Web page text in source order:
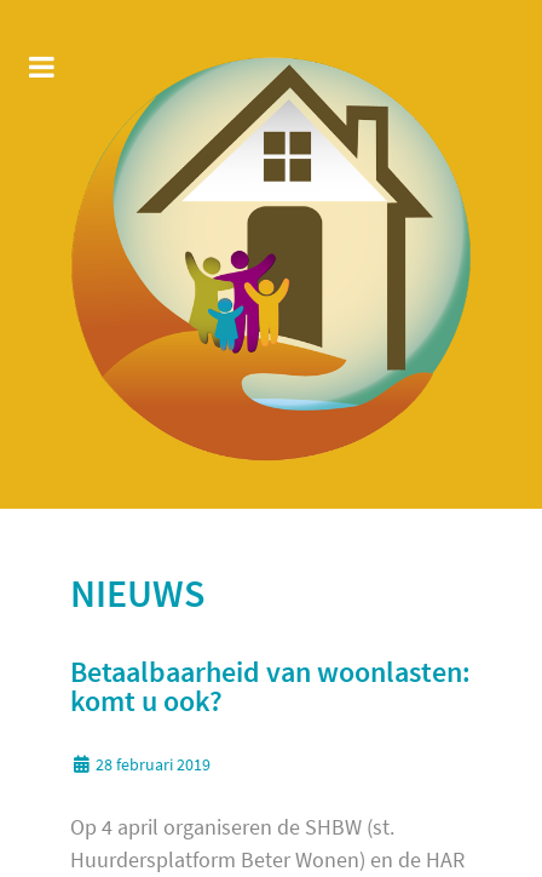
NIEUWS
Betaalbaarheid van woonlasten:
komt u ook?
28 februari 2019
Op 4 april organiseren de SHBW (st.
Huurdersplatform Beter Wonen) en de HAR